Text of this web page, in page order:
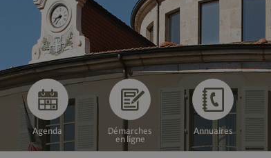
Agenda
Démarches
en ligne
Annuaires